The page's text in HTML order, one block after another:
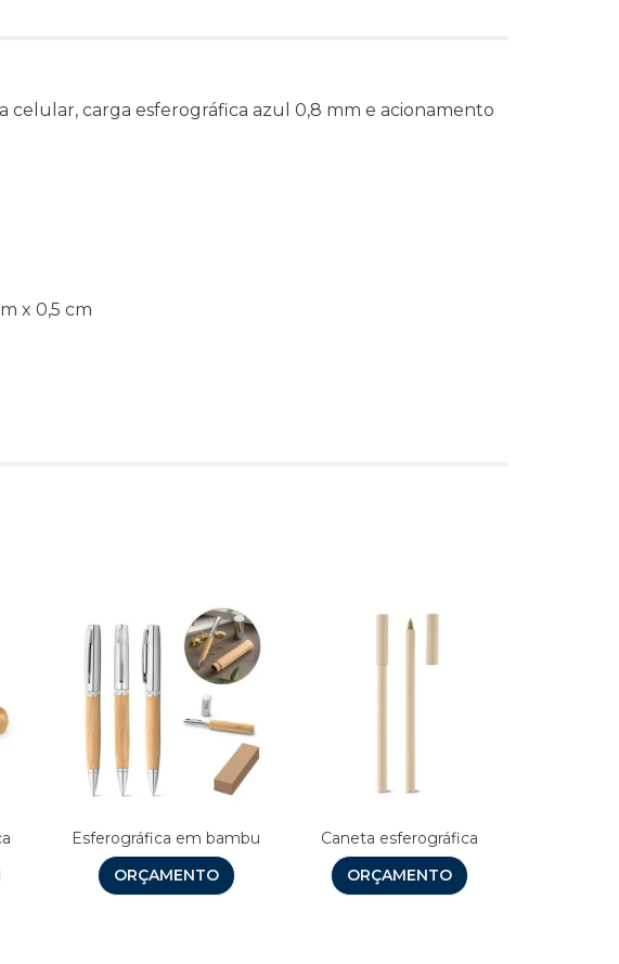
celular, carga esferográfica azul 0,8 mm e acionamento
x 0,5 cm
Esferográfica em bambu
ORÇAMENTO
Caneta esferográfica
ORÇAMENTO